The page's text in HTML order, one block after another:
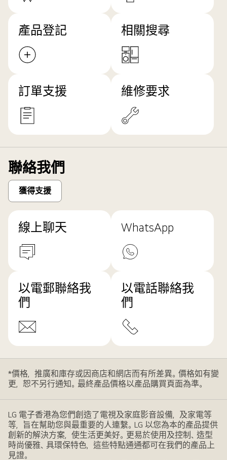
產品登記 相關搜尋
訂單支援 維修要求
聯絡我們
獲得支援
線上聊天 WhatsApp
以電郵聯絡我
們
以電話聯絡我
們
*價格，推廣和庫存或因商店和網店而有所差異。價格如有變
更，恕不另行通知。最終產品價格以產品購買頁面為準。
LG 電子香港為您們創造了電視及家庭影音設備，及家電等
等，旨在幫助您與最重要的人連繫。LG 以您為本的產品提供
創新的解決方案，使生活更美好。更易於使用及控制、造型
時尚優雅、具環保特色，這些特點通通都可在我們的產品上
見證。